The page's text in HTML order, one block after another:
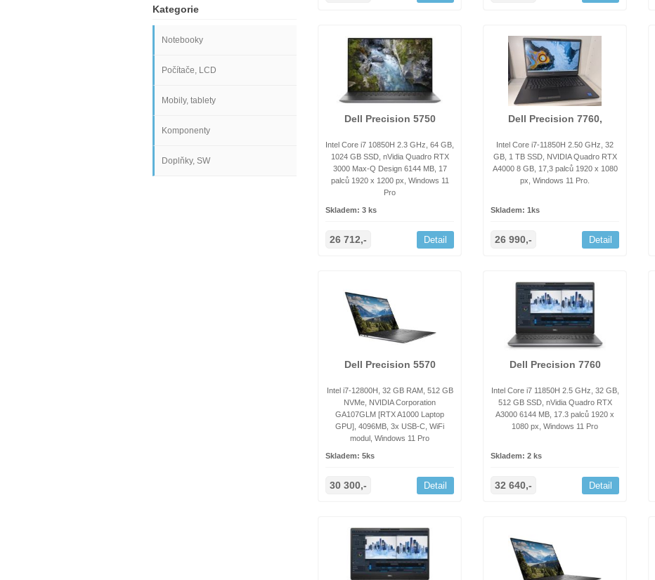
Kategorie
Notebooky
Počítače, LCD
Mobily, tablety
Komponenty
Doplňky, SW
Dell Precision 5750
Intel Core i7 10850H 2.3 GHz, 64 GB,
1024 GB SSD, nVidia Quadro RTX
3000 Max-Q Design 6144 MB, 17
palců 1920 x 1200 px, Windows 11
Pro
Skladem: 3 ks
26 712,- Detail
Dell Precision 7760,
Intel Core i7-11850H 2.50 GHz, 32
GB, 1 TB SSD, NVIDIA Quadro RTX
A4000 8 GB, 17,3 palců 1920 x 1080
px, Windows 11 Pro.
Skladem: 1ks
26 990,- Detail
Dell Precision 5570
Intel i7-12800H, 32 GB RAM, 512 GB
NVMe, NVIDIA Corporation
GA107GLM [RTX A1000 Laptop
GPU], 4096MB, 3x USB-C, WiFi
modul, Windows 11 Pro
Skladem: 5ks
30 300,- Detail
Dell Precision 7760
Intel Core i7 11850H 2.5 GHz, 32 GB,
512 GB SSD, nVidia Quadro RTX
A3000 6144 MB, 17.3 palců 1920 x
1080 px, Windows 11 Pro
Skladem: 2 ks
32 640,- Detail